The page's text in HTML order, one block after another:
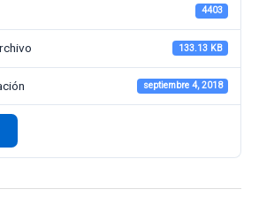
4403
133.13 KB
septiembre 4, 2018